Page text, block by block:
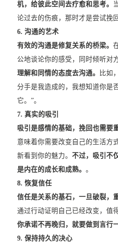
机，给彼此空间去疗愈和思考。
论过去的伤痕，那时才是尝试挽
6. 沟通的艺术
有效的沟通是修复关系的桥梁。
公地谈论你的感受，同时倾听对
理解和同情的态度去沟通。
比如
分手是我造成的，我想知道你是
它。”。
7. 真实的吸引
吸引是感情的基础，挽回也需要
意味着你需要改变自己的生活方
新看到你的魅力。 不过，吸引不
是内在的成长和成熟。 。
8. 恢复信任
信任是关系的基石，一旦破裂，
通过行动证明自己已经改变，值
你承诺不再晚归，就要做到言行一
9. 保持持久的决心